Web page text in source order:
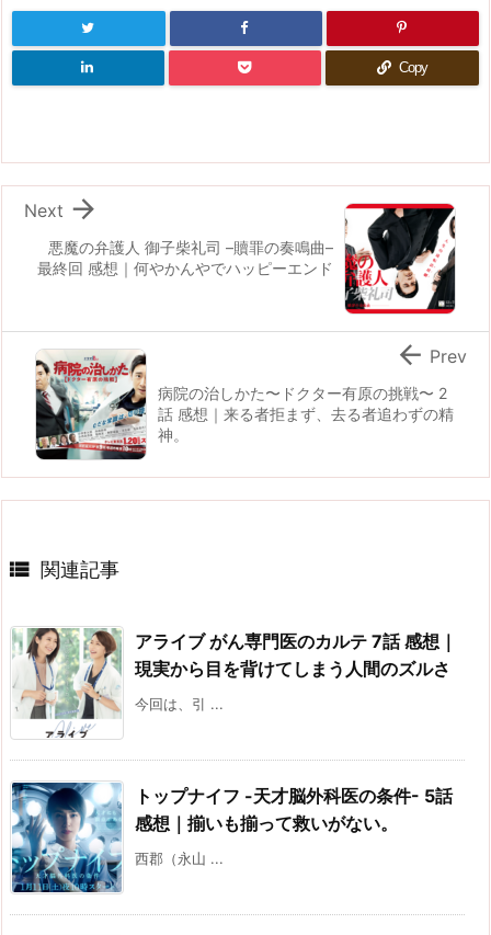
Copy
悪魔の弁護人 御子柴礼司 –贖罪の奏鳴曲–
最終回 感想｜何やかんやでハッピーエンド

Next
病院の治しかた〜ドクター有原の挑戦〜 2
話 感想｜来る者拒まず、去る者追わずの精
神。
 Prev
 関連記事
アライブ がん専門医のカルテ 7話 感想｜
現実から目を背けてしまう人間のズルさ
今回は、引 ...
トップナイフ -天才脳外科医の条件- 5話
感想｜揃いも揃って救いがない。
西郡（永山 ...